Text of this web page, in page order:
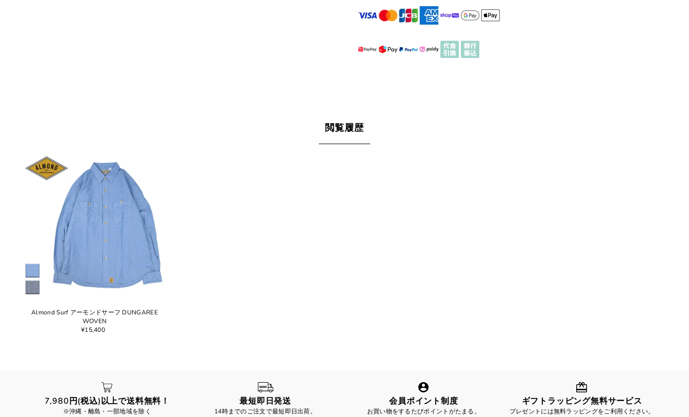
閲覧履歴
Almond Surf アーモンドサーフ DUNGAREE
WOVEN
¥15,400
7,980円(税込)以上で送料無料！
※沖縄・離島・一部地域を除く
最短即日発送
14時までのご注文で最短即日出荷。
会員ポイント制度
お買い物をするたびポイントがたまる。
ギフトラッピング無料サービス
プレゼントには無料ラッピングをご利用ください。